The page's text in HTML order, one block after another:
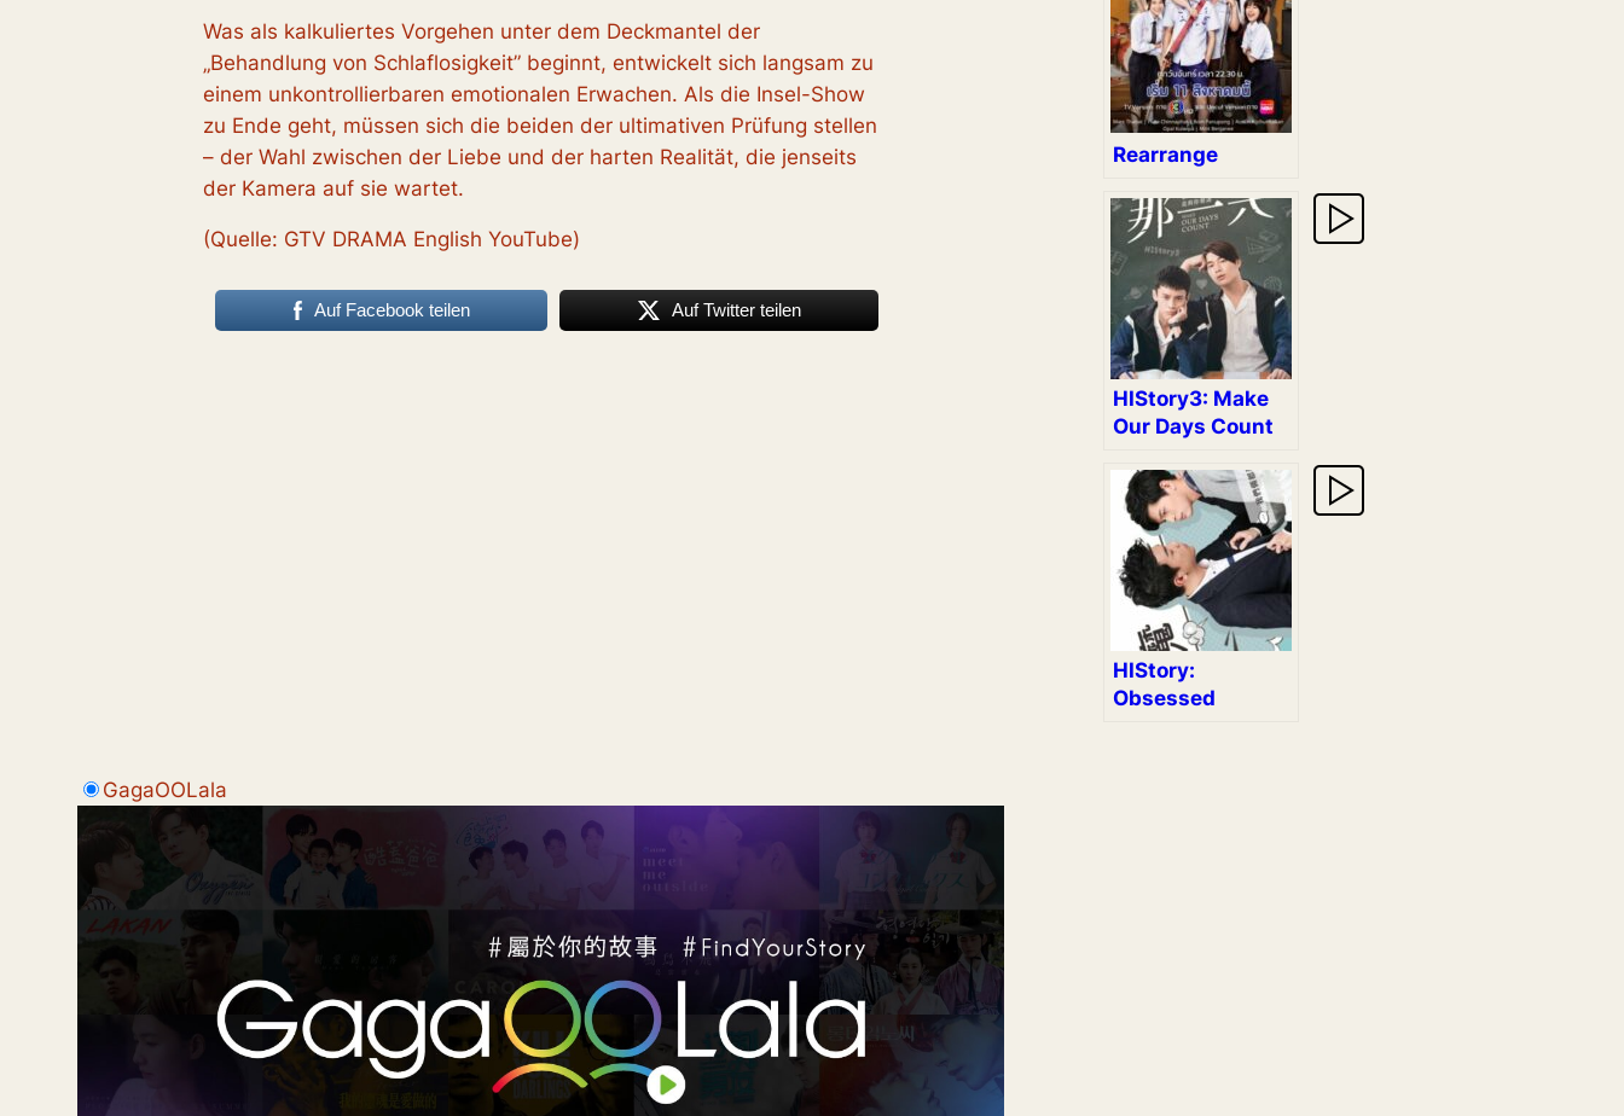
Was als kalkuliertes Vorgehen unter dem Deckmantel der
„Behandlung von Schlaflosigkeit” beginnt, entwickelt sich langsam zu
einem unkontrollierbaren emotionalen Erwachen. Als die Insel-Show
zu Ende geht, müssen sich die beiden der ultimativen Prüfung stellen
– der Wahl zwischen der Liebe und der harten Realität, die jenseits
der Kamera auf sie wartet.
(Quelle: GTV DRAMA English YouTube)
Auf Facebook teilen Auf Twitter teilen
GagaOOLala
Rearrange
HIStory3: Make
Our Days Count
HIStory:
Obsessed